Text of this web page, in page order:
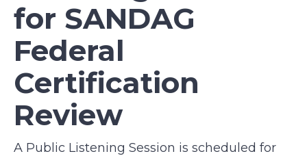
for SANDAG
Federal
Certification
Review
A Public Listening Session is scheduled for